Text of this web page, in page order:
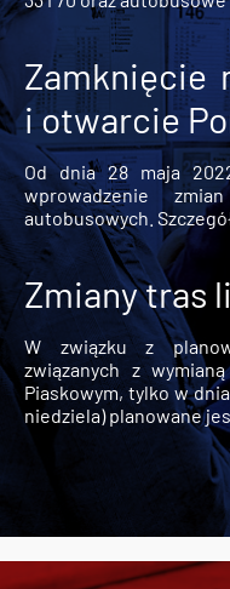
Zamknięcie
i otwarcie
Od dnia 28 maja
wprowadzenie
autobusowych.
Zmiany tras
W związku z
związanych z
Piaskowym, tylko w
niedziela) planowane